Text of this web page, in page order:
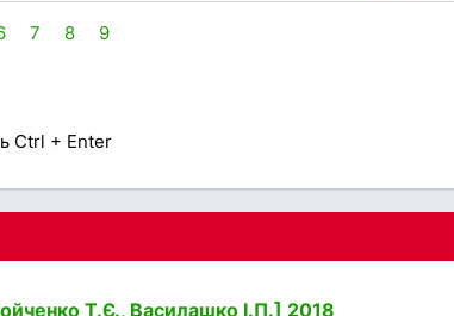
7 8 9
Ctrl + Enter
Т.Є., Василашко І.П.] 2018